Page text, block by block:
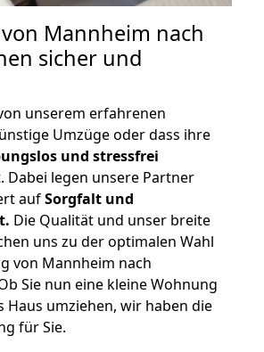
Mannheim nach
sicher und
unserem erfahrenen
Umzüge oder dass ihre
und stressfrei
Dabei legen unsere Partner
aufSorgfalt und
Die Qualität und unser breite
uns zu der optimalen Wahl
von Mannheim nach
Sie nun eine kleine Wohnung
Haus umziehen, wir haben die
für Sie.